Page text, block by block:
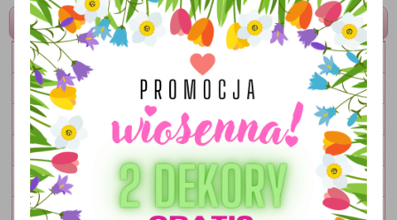
MENU
LITERKI
TABLICZKI
OBRAZKI
LAMPKI
DEKORACJE
DODATKI